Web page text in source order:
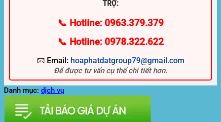
TRỢ:
📞 Hotline: 0963.379.379
📞 Hotline: 0978.322.622
📧 Email: hoaphatdatgroup79@gmail.com
Để được tư vấn cụ thể chi tiết hơn.
Danh mục: dịch vụ